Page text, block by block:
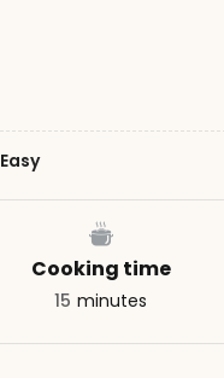
Easy
Cooking time
15 minutes